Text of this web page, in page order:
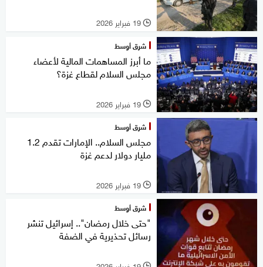
l 19 فبراير 2026
شرق أوسط
ما أبرز المساهمات المالية لأعضاء
مجلس السلام لقطاع غزة؟
l 19 فبراير 2026
شرق أوسط
مجلس السلام.. الإمارات تقدم 1.2
مليار دولار لدعم غزة
l 19 فبراير 2026
شرق أوسط
"حتى خلال رمضان".. إسرائيل تنشر
رسائل تحذيرية في الضفة
l